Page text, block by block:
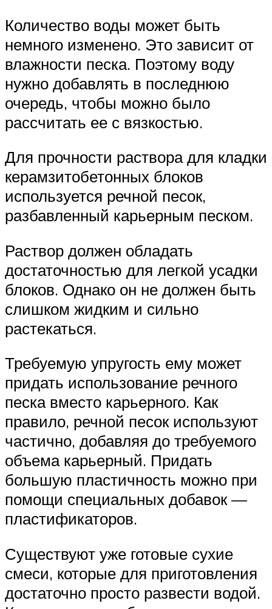
Количество воды может быть
немного изменено. Это зависит от
влажности песка. Поэтому воду
нужно добавлять в последнюю
очередь, чтобы можно было
рассчитать ее с вязкостью.
Для прочности раствора для кладки
керамзитобетонных блоков
используется речной песок,
разбавленный карьерным песком.
Раствор должен обладать
достаточностью для легкой усадки
блоков. Однако он не должен быть
слишком жидким и сильно
растекаться.
Требуемую упругость ему может
придать использование речного
песка вместо карьерного. Как
правило, речной песок используют
частично, добавляя до требуемого
объема карьерный. Придать
большую пластичность можно при
помощи специальных добавок —
пластификаторов.
Существуют уже готовые сухие
смеси, которые для приготовления
достаточно просто развести водой.